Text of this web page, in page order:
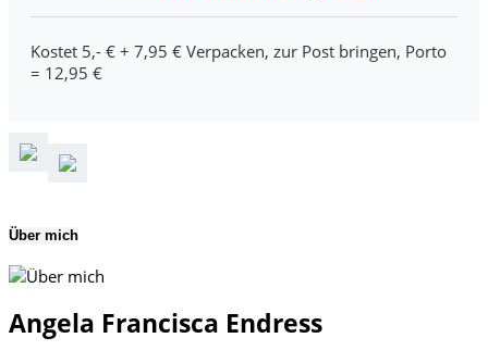
Kostet 5,- € + 7,95 € Verpacken, zur Post bringen, Porto
= 12,95 €
Über mich
Angela Francisca Endress